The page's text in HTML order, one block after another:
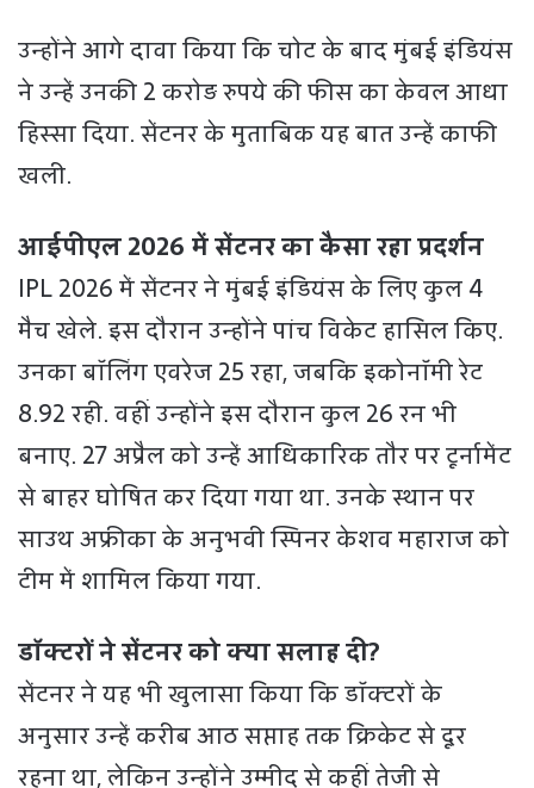
उन्होंने आगे दावा किया कि चोट के बाद मुंबई इंडियंस
ने उन्हें उनकी 2 करोड़ रुपये की फीस का केवल आधा
हिस्सा दिया. सेंटनर के मुताबिक यह बात उन्हें काफी
खली.
आईपीएल 2026 में सेंटनर का कैसा रहा प्रदर्शन
IPL 2026 में सेंटनर ने मुंबई इंडियंस के लिए कुल 4
मैच खेले. इस दौरान उन्होंने पांच विकेट हासिल किए.
उनका बॉल‍िंग एवरेज 25 रहा, जबकि इकोनॉमी रेट
8.92 रही. वहीं उन्होंने इस दौरान कुल 26 रन भी
बनाए. 27 अप्रैल को उन्हें आधिकारिक तौर पर टूर्नामेंट
से बाहर घोषित कर दिया गया था. उनके स्थान पर
साउथ अफ्रीका के अनुभवी स्पिनर केशव महाराज को
टीम में शामिल किया गया.
डॉक्टरों ने सेंटनर को क्या सलाह दी?
सेंटनर ने यह भी खुलासा किया कि डॉक्टरों के
अनुसार उन्हें करीब आठ सप्ताह तक क्रिकेट से दूर
रहना था, लेकिन उन्होंने उम्मीद से कहीं तेजी से